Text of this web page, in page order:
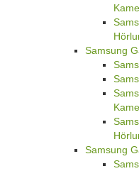
Samsung
Samsung